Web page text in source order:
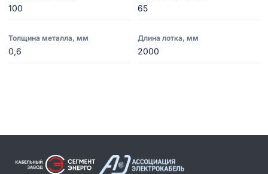
100 65
Толщина металла, мм
0,6
Длина лотка, мм
2000